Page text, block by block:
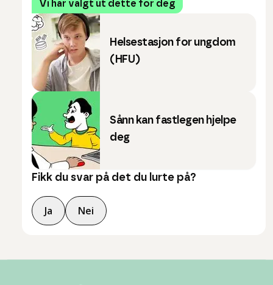
Vi har valgt ut dette for deg
Helsestasjon for ungdom
(HFU)
Sånn kan fastlegen hjelpe
deg
Fikk du svar på det du lurte på?
Ja Nei